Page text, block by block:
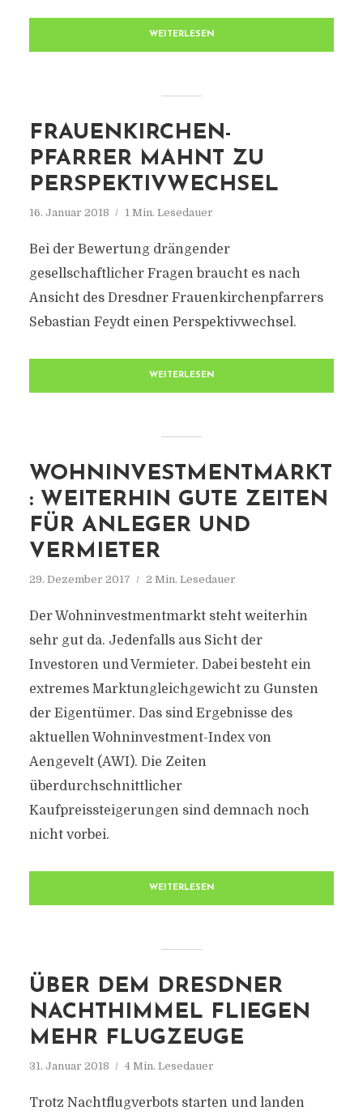
WEITERLESEN
FRAUENKIRCHEN-
PFARRER MAHNT ZU
PERSPEKTIVWECHSEL
16. Januar 2018 1 Min. Lesedauer
Bei der Bewertung drängender
gesellschaftlicher Fragen braucht es nach
Ansicht des Dresdner Frauenkirchenpfarrers
Sebastian Feydt einen Perspektivwechsel.
WEITERLESEN
WOHNINVESTMENTMARKT
: WEITERHIN GUTE ZEITEN
FÜR ANLEGER UND
VERMIETER
29. Dezember 2017 2 Min. Lesedauer
Der Wohninvestmentmarkt steht weiterhin
sehr gut da. Jedenfalls aus Sicht der
Investoren und Vermieter. Dabei besteht ein
extremes Marktungleich­gewicht zu Gunsten
der Eigentümer. Das sind Ergebnisse des
aktuellen Wohninvestment-Index von
Aengevelt (AWI). Die Zeiten
überdurchschnittlicher
Kaufpreissteigerungen sind demnach noch
nicht vorbei.
WEITERLESEN
ÜBER DEM DRESDNER
NACHTHIMMEL FLIEGEN
MEHR FLUGZEUGE
31. Januar 2018 4 Min. Lesedauer
Trotz Nachtflugverbots starten und landen